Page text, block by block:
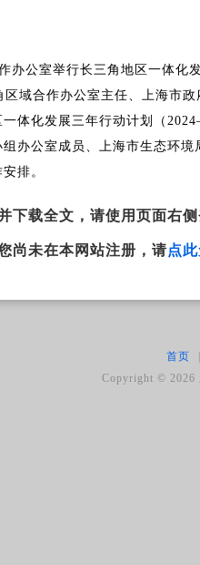
办公室举行长三角地区一体化
域合作办公室主任、上海市
体化发展三年行动计划（
办公室成员、上海市生态环境
排。
下载全文，请使用页面右
尚未在本网站注册，请点
首页
Copyright © 2026